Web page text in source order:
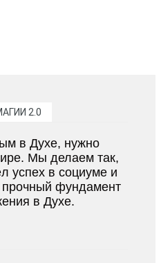
2.0
в Духе, нужно
Мы делаем так,
успех в социуме и
фундамент
в Духе.